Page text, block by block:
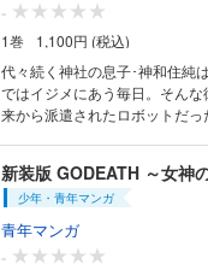
-
1巻
1,100円 (税込)
代々続く神社の息子･神和住純
ではイジメにあう毎日。そん
来から派遣されたロボットだ
新装版 GODEATH ～女神
少年・青年マンガ
青年マンガ
-